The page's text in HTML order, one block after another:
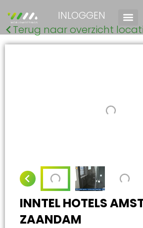
INLOGGEN
Terug naar overzicht
INNTEL HOTELS
ZAANDAM